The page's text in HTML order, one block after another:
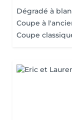
Dégradé à
Coupe à
Coupe